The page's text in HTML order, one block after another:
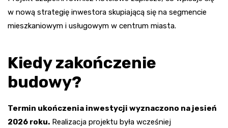
w nową strategię inwestora skupiającą się na segmencie
mieszkaniowym i usługowym w centrum miasta.
Kiedy zakończenie
budowy?
Termin ukończenia inwestycji wyznaczono na jesień
2026 roku. Realizacja projektu była wcześniej